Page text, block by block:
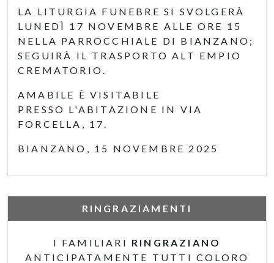
LA LITURGIA FUNEBRE SI SVOLGERÀ
LUNEDÌ 17 NOVEMBRE ALLE ORE 15
NELLA PARROCCHIALE DI BIANZANO;
SEGUIRÀ IL TRASPORTO ALT EMPIO
CREMATORIO.
AMABILE È VISITABILE
PRESSO L'ABITAZIONE IN VIA
FORCELLA, 17.
BIANZANO, 15 NOVEMBRE 2025
RINGRAZIAMENTI
I FAMILIARI RINGRAZIANO
ANTICIPATAMENTE TUTTI COLORO